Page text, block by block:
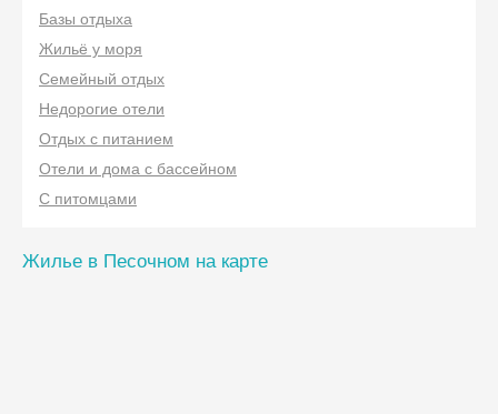
Базы отдыха
Жильё у моря
Семейный отдых
Недорогие отели
Отдых с питанием
Отели и дома с бассейном
С питомцами
Жилье в Песочном на карте